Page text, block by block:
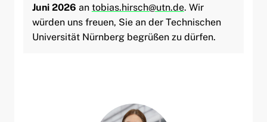
Juni 2026 an tobias.hirsch@utn.de. Wir
würden uns freuen, Sie an der Technischen
Universität Nürnberg begrüßen zu dürfen.